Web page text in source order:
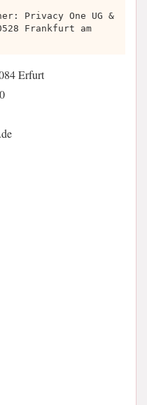
Privacy One UG &
Frankfurt am
Erfurt